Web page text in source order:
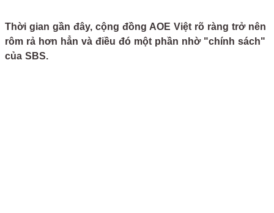
Thời gian gần đây, cộng đồng AOE Việt rõ ràng trở nên
rôm rả hơn hẳn và điều đó một phần nhờ "chính sách"
của SBS.